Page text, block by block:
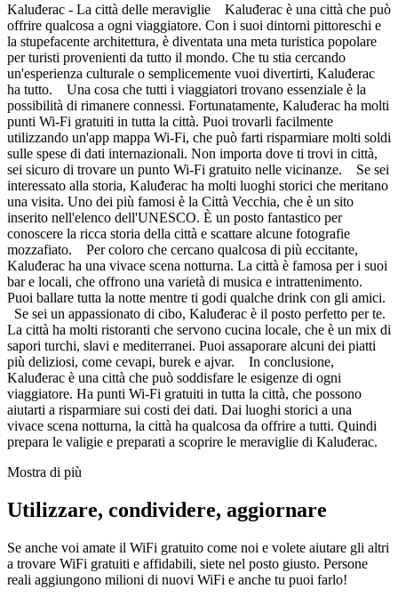
Kaluđerac - La città delle meraviglie Kaluđerac è una città che può
offrire qualcosa a ogni viaggiatore. Con i suoi dintorni pittoreschi e
la stupefacente architettura, è diventata una meta turistica popolare
per turisti provenienti da tutto il mondo. Che tu stia cercando
un'esperienza culturale o semplicemente vuoi divertirti, Kaluđerac
ha tutto. Una cosa che tutti i viaggiatori trovano essenziale è la
possibilità di rimanere connessi. Fortunatamente, Kaluđerac ha molti
punti Wi-Fi gratuiti in tutta la città. Puoi trovarli facilmente
utilizzando un'app mappa Wi-Fi, che può farti risparmiare molti soldi
sulle spese di dati internazionali. Non importa dove ti trovi in città,
sei sicuro di trovare un punto Wi-Fi gratuito nelle vicinanze. Se sei
interessato alla storia, Kaluđerac ha molti luoghi storici che meritano
una visita. Uno dei più famosi è la Città Vecchia, che è un sito
inserito nell'elenco dell'UNESCO. È un posto fantastico per
conoscere la ricca storia della città e scattare alcune fotografie
mozzafiato. Per coloro che cercano qualcosa di più eccitante,
Kaluđerac ha una vivace scena notturna. La città è famosa per i suoi
bar e locali, che offrono una varietà di musica e intrattenimento.
Puoi ballare tutta la notte mentre ti godi qualche drink con gli amici.
Se sei un appassionato di cibo, Kaluđerac è il posto perfetto per te.
La città ha molti ristoranti che servono cucina locale, che è un mix di
sapori turchi, slavi e mediterranei. Puoi assaporare alcuni dei piatti
più deliziosi, come cevapi, burek e ajvar. In conclusione,
Kaluđerac è una città che può soddisfare le esigenze di ogni
viaggiatore. Ha punti Wi-Fi gratuiti in tutta la città, che possono
aiutarti a risparmiare sui costi dei dati. Dai luoghi storici a una
vivace scena notturna, la città ha qualcosa da offrire a tutti. Quindi
prepara le valigie e preparati a scoprire le meraviglie di Kaluđerac.
Mostra di più
Utilizzare, condividere, aggiornare
Se anche voi amate il WiFi gratuito come noi e volete aiutare gli altri
a trovare WiFi gratuiti e affidabili, siete nel posto giusto. Persone
reali aggiungono milioni di nuovi WiFi e anche tu puoi farlo!